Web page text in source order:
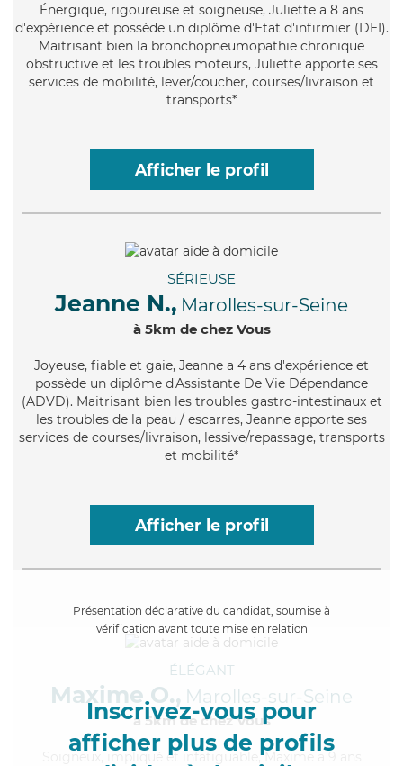
Énergique, rigoureuse et soigneuse, Juliette a 8 ans
d'expérience et possède un diplôme d'Etat d'infirmier (DEI).
Maitrisant bien la bronchopneumopathie chronique
obstructive et les troubles moteurs, Juliette apporte ses
services de mobilité, lever/coucher, courses/livraison et
transports*
Afficher le profil
SÉRIEUSE
Jeanne N., Marolles-sur-Seine
à 5km de chez Vous
Joyeuse, fiable et gaie, Jeanne a 4 ans d'expérience et
possède un diplôme d'Assistante De Vie Dépendance
(ADVD). Maitrisant bien les troubles gastro-intestinaux et
les troubles de la peau / escarres, Jeanne apporte ses
services de courses/livraison, lessive/repassage, transports
et mobilité*
Afficher le profil
Présentation déclarative du candidat, soumise à
vérification avant toute mise en relation
Inscrivez-vous pour
afficher plus de profils
ÉLÉGANT
Maxime O., Marolles-sur-Seine
à 5km de chez Vous
, impliqué et infatiguable, Maxime a 9 ans